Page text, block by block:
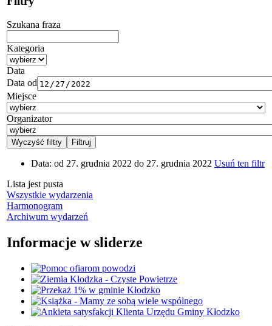
Szukana fraza
Kategoria
Data
Data od
Miejsce
Organizator
Data: od 27. grudnia 2022 do 27. grudnia 2022 Usuń ten filtr
Lista jest pusta
Wszystkie wydarzenia
Harmonogram
Archiwum wydarzeń
Informacje w sliderze